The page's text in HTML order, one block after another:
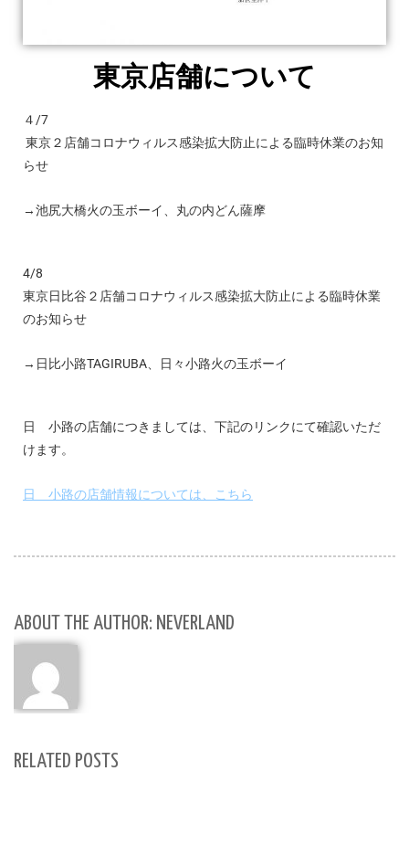
東京店舗について
４/7
東京２店舗コロナウィルス感染拡大防止による臨時休業のお知
らせ
→池尻大橋火の玉ボーイ、丸の内どん薩摩
4/8
東京日比谷２店舗コロナウィルス感染拡大防止による臨時休業
のお知らせ
→日比小路TAGIRUBA、日々小路火の玉ボーイ
日ゞ小路の店舗につきましては、下記のリンクにて確認いただ
けます。
日ゞ小路の店舗情報については、こちら
ABOUT THE AUTHOR: NEVERLAND
RELATED POSTS